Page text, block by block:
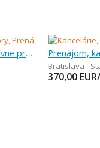
Prenájom, kancelárie, administratívne priestory, 50 m
Bratislava -
370,00